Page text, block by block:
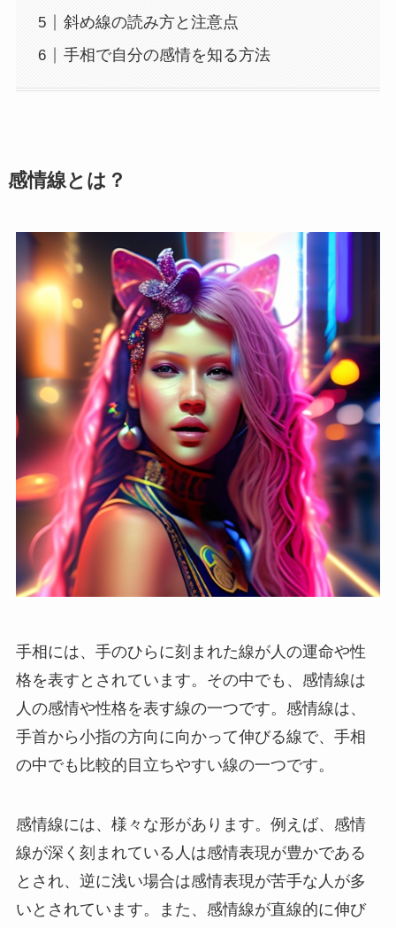
斜め線の読み方と注意点
手相で自分の感情を知る方法
感情線とは？
手相には、手のひらに刻まれた線が人の運命や性
格を表すとされています。その中でも、感情線は
人の感情や性格を表す線の一つです。感情線は、
手首から小指の方向に向かって伸びる線で、手相
の中でも比較的目立ちやすい線の一つです。
感情線には、様々な形があります。例えば、感情
線が深く刻まれている人は感情表現が豊かである
とされ、逆に浅い場合は感情表現が苦手な人が多
いとされています。また、感情線が直線的に伸び